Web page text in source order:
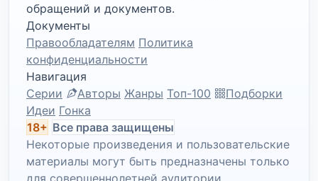
обращений и документов.
Документы
Правообладателям Политика
конфиденциальности
Навигация
Серии
Авторы Жанры Топ-100
Подборки
Идеи Гонка
18+ Все права защищены
Некоторые произведения и пользовательские
материалы могут быть предназначены только